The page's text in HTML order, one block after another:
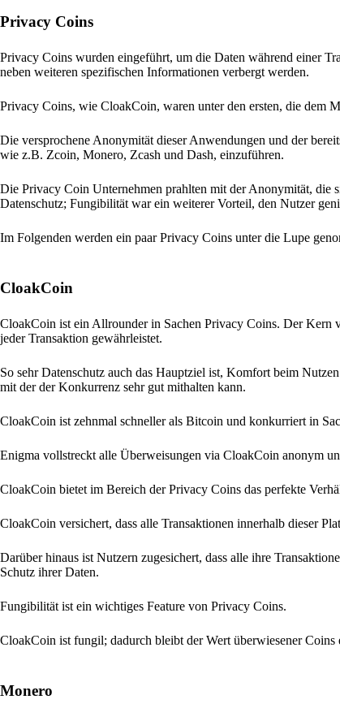
Privacy Coins
Privacy Coins wurden eingeführt, um die Daten während einer
neben weiteren spezifischen Informationen verbergt werden.
Privacy Coins, wie CloakCoin, waren unter den ersten, die dem
Die versprochene Anonymität dieser Anwendungen und der
wie z.B. Zcoin, Monero, Zcash und Dash, einzuführen.
Die Privacy Coin Unternehmen prahlten mit der Anonymität, die
Datenschutz; Fungibilität war ein weiterer Vorteil, den Nutzer
Im Folgenden werden ein paar Privacy Coins unter die Lupe
CloakCoin
CloakCoin ist ein Allrounder in Sachen Privacy Coins. Der Kern
jeder Transaktion gewährleistet.
So sehr Datenschutz auch das Hauptziel ist, Komfort beim
mit der der Konkurrenz sehr gut mithalten kann.
CloakCoin ist zehnmal schneller als Bitcoin und konkurriert in
Enigma vollstreckt alle Überweisungen via CloakCoin anonym
CloakCoin bietet im Bereich der Privacy Coins das perfekte
CloakCoin versichert, dass alle Transaktionen innerhalb dieser
Darüber hinaus ist Nutzern zugesichert, dass alle ihre
Schutz ihrer Daten.
Fungibilität ist ein wichtiges Feature von Privacy Coins.
CloakCoin ist fungil; dadurch bleibt der Wert überwiesener
Monero